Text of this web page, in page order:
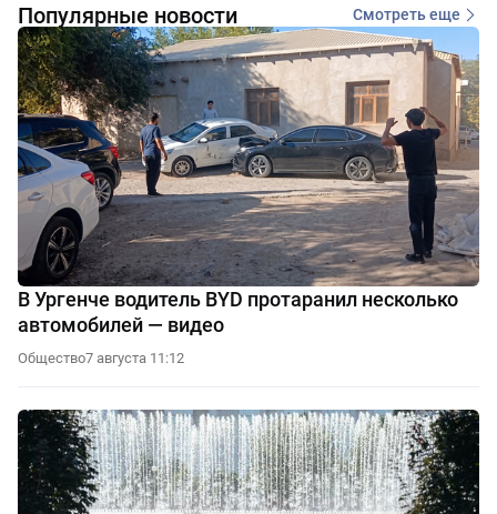
Популярные новости Смотреть еще
В Ургенче водитель BYD протаранил несколько
автомобилей — видео
Общество7 августа 11:12